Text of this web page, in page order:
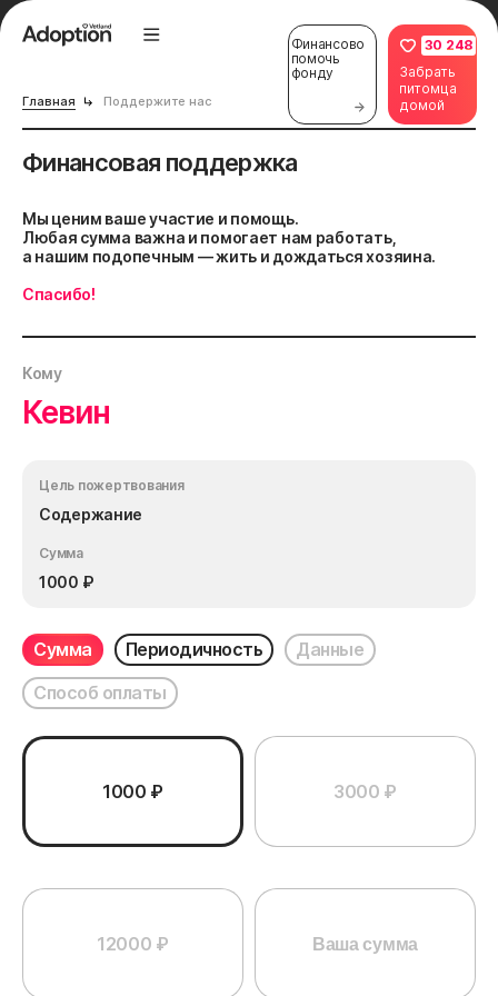
Финансово
помочь
фонду
30 248
Забрать
питомца
домой
Главная Поддержите нас
Финансовая поддержка
Мы ценим ваше участие и помощь.
Любая сумма важна и помогает нам работать,
а нашим подопечным — жить и дождаться хозяина.
Спасибо!
Кому
Кевин
Цель пожертвования
Содержание
Сумма
1000 ₽
Сумма Периодичность
Данные
Способ оплаты
1000 ₽ 3000 ₽
12000 ₽